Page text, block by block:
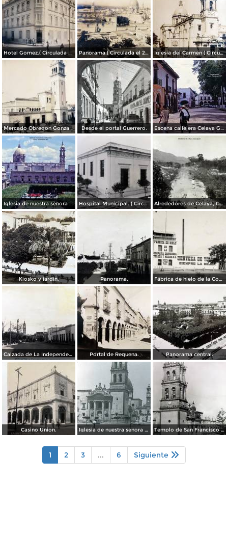
Hotel Gomez.( Circulada el 23 de Julio de 1909 ). Panorama.( Circulada el 25 de Junio de 1909 ). Iglesia del Carmen ( Circulada el 15 de Junioo de 1909 ).
Mercado Obregon Gonzalez ( Circulada el 25 de Junioo de 1909 ). Desde el portal Guerrero. Escena callejera Celaya Guanajuato 1967
Iglesia de nuestra senora del Carmen Celaya Guanajuato 1967 Hospital Municipal. ( Circulada el 23 de Junio de 1909 ). Alrededores de Celaya, Guanajuato.
Kiosko y jardin. Panorama. Fábrica de hielo de la Compañía Cervecera Toluca y México, S.A.
Calzada de La Independencia. ( Circulada el 3 de Enero de 1921 ). Portal de Requena. Panorama central.
Casino Union. Iglesia de nuestra senora del Carmen por el fotografo William H. Rau. Templo de San Francisco Celaya, Guanajuato.
1 2 3 ... 6 Siguiente